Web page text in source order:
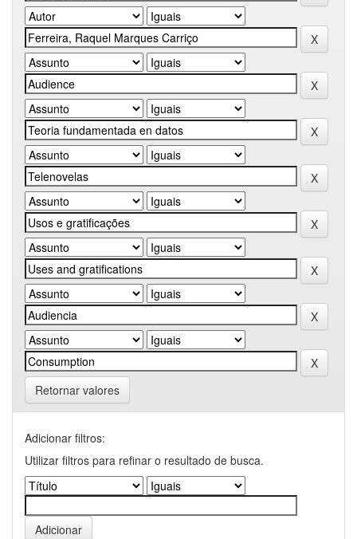
Retornar valores
Adicionar filtros:
Utilizar filtros para refinar o resultado de busca.